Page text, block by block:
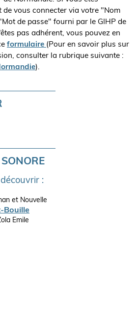
vous connecter via votre "Nom
de passe" fourni par le GIHP de
pas adhérent, vous pouvez en
formulaire (Pour en savoir plus sur
consulter la rubrique suivante :
).
:
et Nouvelle
Bouille
Emile